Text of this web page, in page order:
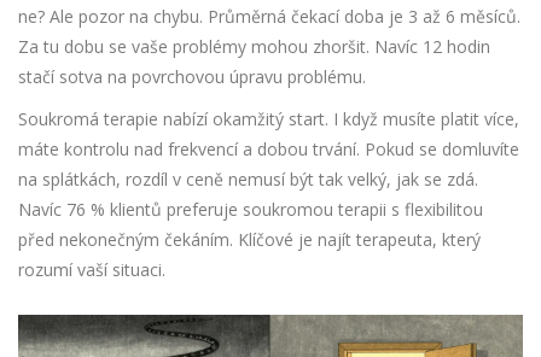
ne? Ale pozor na chybu. Průměrná čekací doba je 3 až 6 měsíců.
Za tu dobu se vaše problémy mohou zhoršit. Navíc 12 hodin
stačí sotva na povrchovou úpravu problému.
Soukromá terapie nabízí okamžitý start. I když musíte platit více,
máte kontrolu nad frekvencí a dobou trvání. Pokud se domluvíte
na splátkách, rozdíl v ceně nemusí být tak velký, jak se zdá.
Navíc 76 % klientů preferuje soukromou terapii s flexibilitou
před nekonečným čekáním. Klíčové je najít terapeuta, který
rozumí vaší situaci.